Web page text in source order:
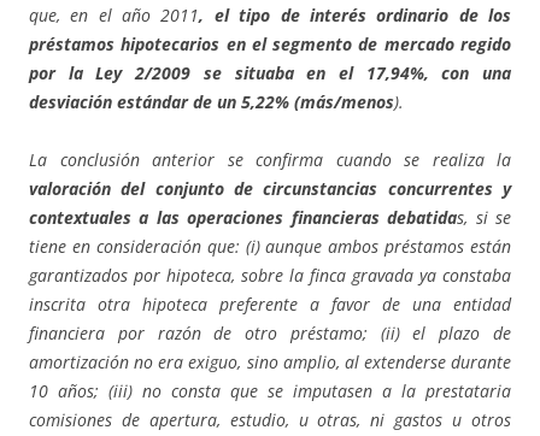
que, en el año 2011, el tipo de interés ordinario de los
préstamos hipotecarios en el segmento de mercado regido
por la Ley 2/2009 se situaba en el 17,94%, con una
desviación estándar de un 5,22% (más/menos).
La conclusión anterior se confirma cuando se realiza la
valoración del conjunto de circunstancias concurrentes y
contextuales a las operaciones financieras debatidas, si se
tiene en consideración que: (i) aunque ambos préstamos están
garantizados por hipoteca, sobre la finca gravada ya constaba
inscrita otra hipoteca preferente a favor de una entidad
financiera por razón de otro préstamo; (ii) el plazo de
amortización no era exiguo, sino amplio, al extenderse durante
10 años; (iii) no consta que se imputasen a la prestataria
comisiones de apertura, estudio, u otras, ni gastos u otros